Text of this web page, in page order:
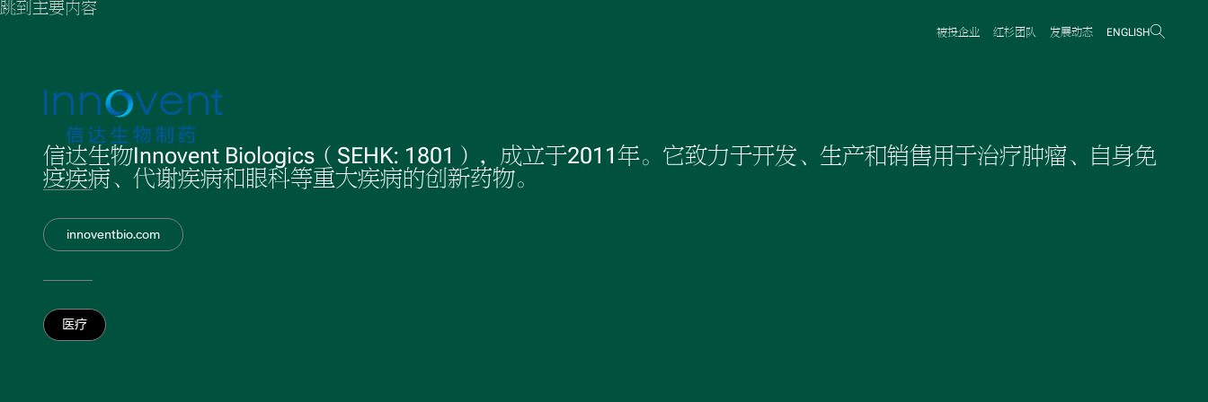
跳到主要内容
被投企业 红杉团队 发展动态 ENGLISH
信达生物Innovent Biologics（SEHK: 1801），成立于2011年。它致力于开发、生产和销售用于治疗肿瘤、自身免
疫疾病、代谢疾病和眼科等重大疾病的创新药物。
innoventbio.com
医疗